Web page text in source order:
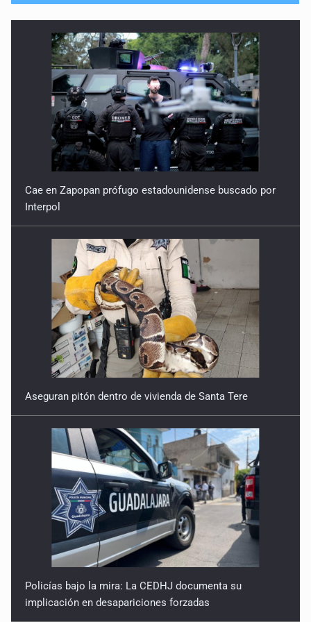
Cae en Zapopan prófugo estadounidense buscado por
Interpol
Aseguran pitón dentro de vivienda de Santa Tere
Policías bajo la mira: La CEDHJ documenta su
implicación en desapariciones forzadas